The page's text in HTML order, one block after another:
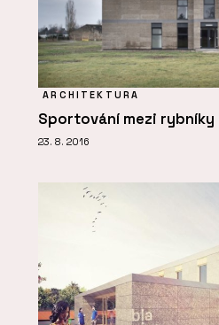
ARCHITEKTURA
Sportování mezi rybníky
23. 8. 2016